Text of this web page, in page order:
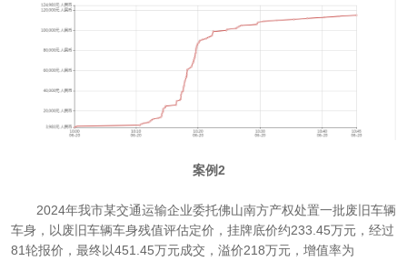
案例2
2024年我市某交通运输企业委托佛山南方产权处置一批废旧车辆
车身，以废旧车辆车身残值评估定价，挂牌底价约233.45万元，经过
81轮报价，最终以451.45万元成交，溢价218万元，增值率为